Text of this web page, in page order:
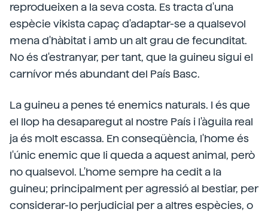
reprodueixen a la seva costa. Es tracta d'una
espècie vikista capaç d'adaptar-se a qualsevol
mena d'hàbitat i amb un alt grau de fecunditat.
No és d'estranyar, per tant, que la guineu sigui el
carnívor més abundant del País Basc.
La guineu a penes té enemics naturals. I és que
el llop ha desaparegut al nostre País i l'àguila real
ja és molt escassa. En conseqüència, l'home és
l'únic enemic que li queda a aquest animal, però
no qualsevol. L'home sempre ha cedit a la
guineu; principalment per agressió al bestiar, per
considerar-lo perjudicial per a altres espècies, o